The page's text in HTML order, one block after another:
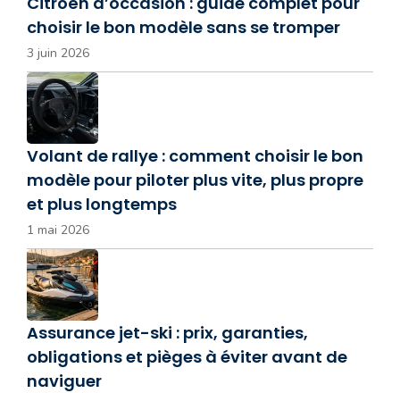
choisir le bon modèle sans se tromper
3 juin 2026
Volant de rallye : comment choisir le bon
modèle pour piloter plus vite, plus propre
et plus longtemps
1 mai 2026
Assurance jet-ski : prix, garanties,
obligations et pièges à éviter avant de
naviguer